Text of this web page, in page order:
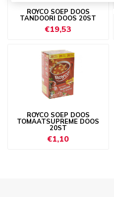
ROYCO SOEP DOOS
TANDOORI DOOS 20ST
€19,53
ROYCO SOEP DOOS
TOMAATSUPREME DOOS
20ST
€1,10